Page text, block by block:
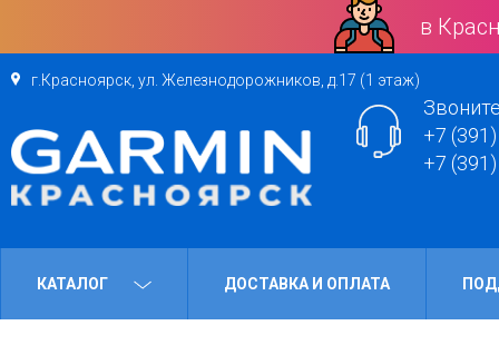
в
г.Красноярск, ул. Железнодорожников, д.17 (1 этаж)
+7
+7
КАТАЛОГ ДОСТАВКА И ОПЛАТА